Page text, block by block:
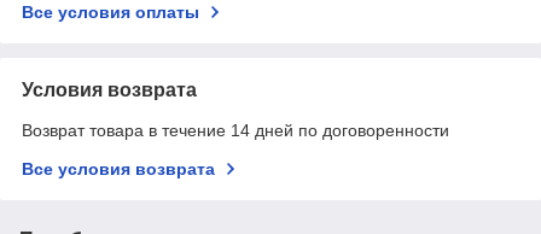
Все условия оплаты
Условия возврата
Возврат товара в течение 14 дней по договоренности
Все условия возврата